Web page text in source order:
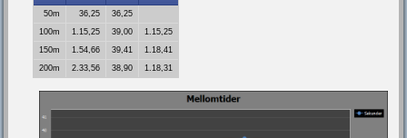
50m 36,25
36,25
100m
1.15,25 39,00
1.15,25
150m
1.54,66 39,41
1.18,41
200m
2.33,56 38,90 1.18,31